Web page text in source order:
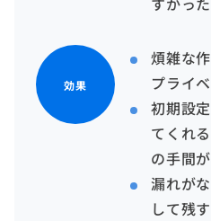
効果
煩雑な
プライ
初期設
てくれ
の手間
漏れが
して残